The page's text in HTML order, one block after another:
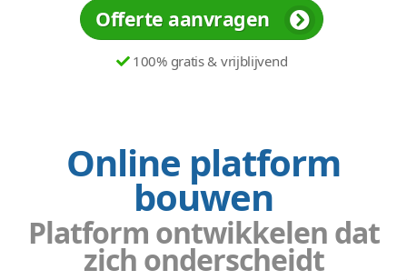
Offerte aanvragen
100% gratis & vrijblijvend
Online platform
bouwen
Platform ontwikkelen dat
zich onderscheidt